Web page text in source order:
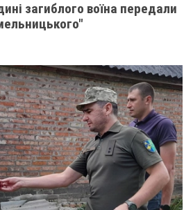
загиблого воїна передали